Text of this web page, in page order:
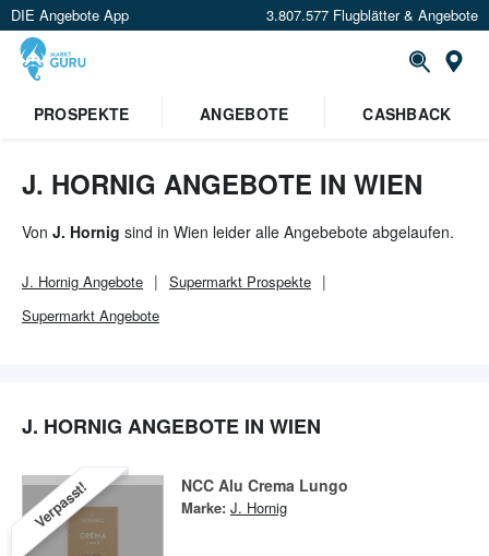
DIE Angebote App 3.807.577 Flugblätter & Angebote
PROSPEKTE ANGEBOTE CASHBACK
J. HORNIG ANGEBOTE IN WIEN
Von J. Hornig sind in Wien leider alle Angebebote abgelaufen.
J. Hornig Angebote Supermarkt Prospekte
Supermarkt Angebote
J. HORNIG ANGEBOTE IN WIEN
Verpasst! NCC Alu Crema Lungo
Marke: J. Hornig